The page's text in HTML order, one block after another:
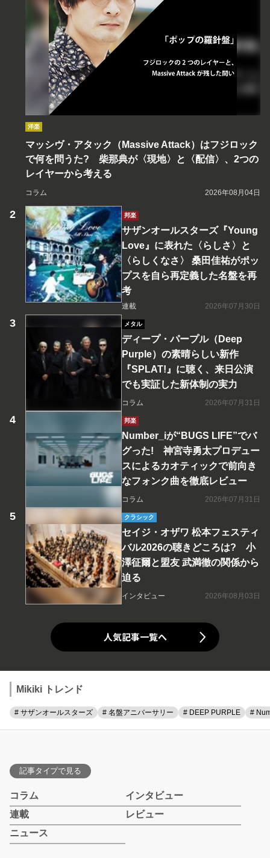
洋楽
マッシヴ・アタック（Massive Attack）はフジロック
で何を問うた? 柴那典が〈現地〉と〈配信〉、2つの
レイヤーから考える
コラム 2026年08月04日
邦楽
サザンオールスターズ『Young
Love』に表れた〈らしさ〉と
〈らしくなさ〉 桑田佳祐がポッ
プスを自ら再定義した名盤を再
考
連載 2026年07月30日
メタル
ディープ・パープル（Deep
Purple）の素晴らしい新作
『SPLAT!』に聴く、来日公演
でも実証した新体制の実力
コラム 2026年07月31日
邦楽
Number_iが“BUGS LIFE”でバ
グった! 神宮寺勇太プロデュー
スによるカオティックで前向き
なフォンク曲を徹底レビュー
コラム 2026年07月31日
クラシック
セイジ・オザワ 松本フェスティ
バル2026の聴きどころは? 小
澤征爾と盟友 武満徹の関係から
迫る
インタビュー 2026年08月03日
人気記事一覧へ
Mikiki トレンド
# サザンオールスターズ # 名盤アニバーサリー # DEEP PURPLE #
記事タイプで見る
コラム
インタビュー
連載
レビュー
ニュース